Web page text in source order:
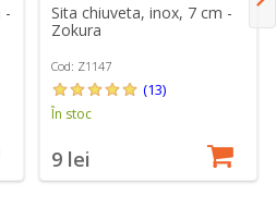
-
Sita chiuveta, inox, 7 cm -
Zokura
Cod: Z1147
(13)
În stoc
9 lei